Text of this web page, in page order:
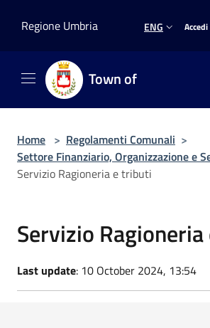
Regione Umbria
ENG
Town of
Home > Regolamenti Comunali >
Settore Finanziario, Organizzazione e
Servizio Ragioneria e tributi
Servizio
Last update: 10 October 2024, 13:54